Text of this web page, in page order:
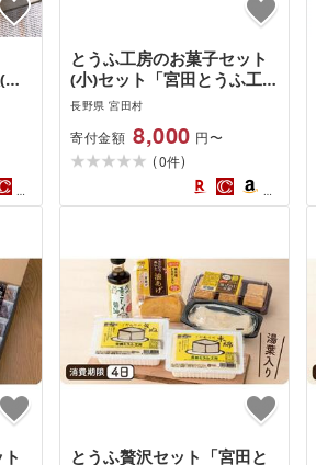
とうふ工房のお菓子セット
(小)セット「宮田とうふ工
房」(菓子 焼菓子 ドーナツ
デザート 食品 人気 詰合せ
おかし 贅沢 ご褒美 上伊那
宮田村 長野 信州 高級 特産
品 ギフト お祝い 贈答 プレ
長野県 宮田村
寄付金額 8,000 円〜
(0件)
とうふ贅沢セット「宮田と